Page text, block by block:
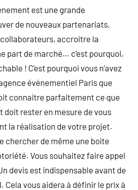
est une grande
de nouveaux partenariats,
accroitre la
part de marché… c’est pourquoi,
! C’est pourquoi vous n’avez
événementiel Paris que
connaitre parfaitement ce que
doit rester en mesure de vous
la réalisation de votre projet.
chercher de même une boite
Vous souhaitez faire appel
devis est indispensable avant de
Cela vous aidera à définir le prix à